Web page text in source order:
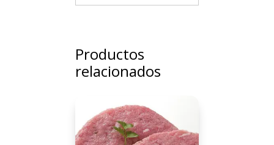
Productos
relacionados